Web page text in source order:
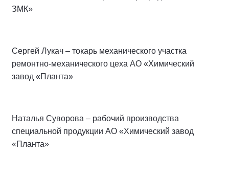
ЗМК»
Сергей Лукач – токарь механического участка
ремонтно-механического цеха АО «Химический
завод «Планта»
Наталья Суворова – рабочий производства
специальной продукции АО «Химический завод
«Планта»